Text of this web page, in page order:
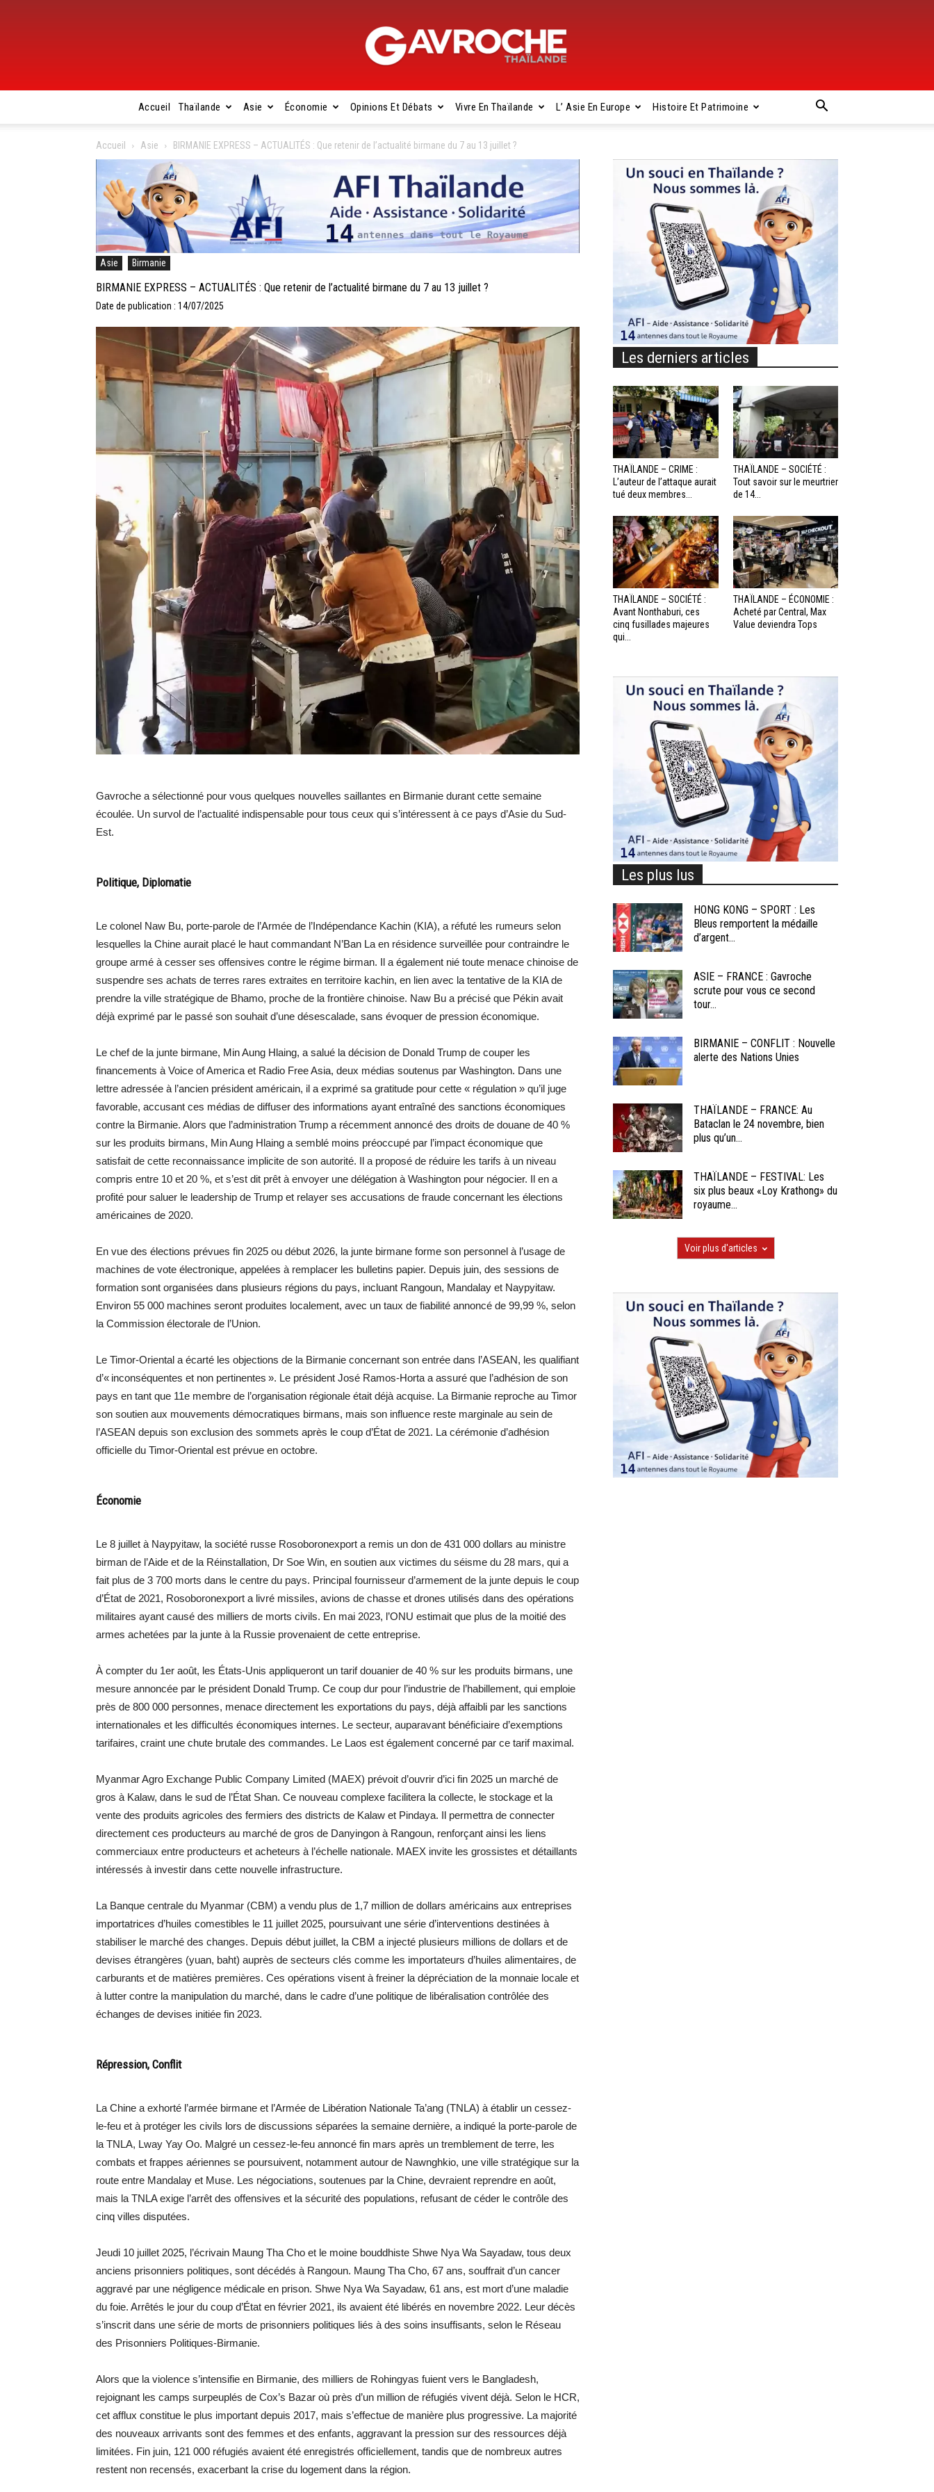
Gavroche
Thaïlande
Accueil Thaïlande Asie Économie Opinions Et Débats Vivre En Thaïlande L’ Asie En Europe Histoire Et Patrimoine
Accueil Asie BIRMANIE EXPRESS – ACTUALITÉS : Que retenir de l’actualité birmane du 7 au 13 juillet ?
Asie Birmanie
BIRMANIE EXPRESS – ACTUALITÉS : Que retenir de l’actualité birmane du 7 au 13 juillet ?
Date de publication : 14/07/2025
Gavroche a sélectionné pour vous quelques nouvelles saillantes en Birmanie durant cette semaine
écoulée. Un survol de l’actualité indispensable pour tous ceux qui s’intéressent à ce pays d’Asie du Sud-
Est.
Politique, Diplomatie
Le colonel Naw Bu, porte-parole de l’Armée de l’Indépendance Kachin (KIA), a réfuté les rumeurs selon
lesquelles la Chine aurait placé le haut commandant N’Ban La en résidence surveillée pour contraindre le
groupe armé à cesser ses offensives contre le régime birman. Il a également nié toute menace chinoise de
suspendre ses achats de terres rares extraites en territoire kachin, en lien avec la tentative de la KIA de
prendre la ville stratégique de Bhamo, proche de la frontière chinoise. Naw Bu a précisé que Pékin avait
déjà exprimé par le passé son souhait d’une désescalade, sans évoquer de pression économique.
Le chef de la junte birmane, Min Aung Hlaing, a salué la décision de Donald Trump de couper les
financements à Voice of America et Radio Free Asia, deux médias soutenus par Washington. Dans une
lettre adressée à l’ancien président américain, il a exprimé sa gratitude pour cette « régulation » qu’il juge
favorable, accusant ces médias de diffuser des informations ayant entraîné des sanctions économiques
contre la Birmanie. Alors que l’administration Trump a récemment annoncé des droits de douane de 40 %
sur les produits birmans, Min Aung Hlaing a semblé moins préoccupé par l’impact économique que
satisfait de cette reconnaissance implicite de son autorité. Il a proposé de réduire les tarifs à un niveau
compris entre 10 et 20 %, et s’est dit prêt à envoyer une délégation à Washington pour négocier. Il en a
profité pour saluer le leadership de Trump et relayer ses accusations de fraude concernant les élections
américaines de 2020.
En vue des élections prévues fin 2025 ou début 2026, la junte birmane forme son personnel à l’usage de
machines de vote électronique, appelées à remplacer les bulletins papier. Depuis juin, des sessions de
formation sont organisées dans plusieurs régions du pays, incluant Rangoun, Mandalay et Naypyitaw.
Environ 55 000 machines seront produites localement, avec un taux de fiabilité annoncé de 99,99 %, selon
la Commission électorale de l’Union.
Le Timor-Oriental a écarté les objections de la Birmanie concernant son entrée dans l’ASEAN, les qualifiant
d’« inconséquentes et non pertinentes ». Le président José Ramos-Horta a assuré que l’adhésion de son
pays en tant que 11e membre de l’organisation régionale était déjà acquise. La Birmanie reproche au Timor
son soutien aux mouvements démocratiques birmans, mais son influence reste marginale au sein de
l’ASEAN depuis son exclusion des sommets après le coup d’État de 2021. La cérémonie d’adhésion
officielle du Timor-Oriental est prévue en octobre.
Économie
Le 8 juillet à Naypyitaw, la société russe Rosoboronexport a remis un don de 431 000 dollars au ministre
birman de l’Aide et de la Réinstallation, Dr Soe Win, en soutien aux victimes du séisme du 28 mars, qui a
fait plus de 3 700 morts dans le centre du pays. Principal fournisseur d’armement de la junte depuis le coup
d’État de 2021, Rosoboronexport a livré missiles, avions de chasse et drones utilisés dans des opérations
militaires ayant causé des milliers de morts civils. En mai 2023, l’ONU estimait que plus de la moitié des
armes achetées par la junte à la Russie provenaient de cette entreprise.
À compter du 1er août, les États-Unis appliqueront un tarif douanier de 40 % sur les produits birmans, une
mesure annoncée par le président Donald Trump. Ce coup dur pour l’industrie de l’habillement, qui emploie
près de 800 000 personnes, menace directement les exportations du pays, déjà affaibli par les sanctions
internationales et les difficultés économiques internes. Le secteur, auparavant bénéficiaire d’exemptions
tarifaires, craint une chute brutale des commandes. Le Laos est également concerné par ce tarif maximal.
Myanmar Agro Exchange Public Company Limited (MAEX) prévoit d’ouvrir d’ici fin 2025 un marché de
gros à Kalaw, dans le sud de l’État Shan. Ce nouveau complexe facilitera la collecte, le stockage et la
vente des produits agricoles des fermiers des districts de Kalaw et Pindaya. Il permettra de connecter
directement ces producteurs au marché de gros de Danyingon à Rangoun, renforçant ainsi les liens
commerciaux entre producteurs et acheteurs à l’échelle nationale. MAEX invite les grossistes et détaillants
intéressés à investir dans cette nouvelle infrastructure.
La Banque centrale du Myanmar (CBM) a vendu plus de 1,7 million de dollars américains aux entreprises
importatrices d’huiles comestibles le 11 juillet 2025, poursuivant une série d’interventions destinées à
stabiliser le marché des changes. Depuis début juillet, la CBM a injecté plusieurs millions de dollars et de
devises étrangères (yuan, baht) auprès de secteurs clés comme les importateurs d’huiles alimentaires, de
carburants et de matières premières. Ces opérations visent à freiner la dépréciation de la monnaie locale et
à lutter contre la manipulation du marché, dans le cadre d’une politique de libéralisation contrôlée des
échanges de devises initiée fin 2023.
Répression, Conflit
La Chine a exhorté l’armée birmane et l’Armée de Libération Nationale Ta’ang (TNLA) à établir un cessez-
le-feu et à protéger les civils lors de discussions séparées la semaine dernière, a indiqué la porte-parole de
la TNLA, Lway Yay Oo. Malgré un cessez-le-feu annoncé fin mars après un tremblement de terre, les
combats et frappes aériennes se poursuivent, notamment autour de Nawnghkio, une ville stratégique sur la
route entre Mandalay et Muse. Les négociations, soutenues par la Chine, devraient reprendre en août,
mais la TNLA exige l’arrêt des offensives et la sécurité des populations, refusant de céder le contrôle des
cinq villes disputées.
Jeudi 10 juillet 2025, l’écrivain Maung Tha Cho et le moine bouddhiste Shwe Nya Wa Sayadaw, tous deux
anciens prisonniers politiques, sont décédés à Rangoun. Maung Tha Cho, 67 ans, souffrait d’un cancer
aggravé par une négligence médicale en prison. Shwe Nya Wa Sayadaw, 61 ans, est mort d’une maladie
du foie. Arrêtés le jour du coup d’État en février 2021, ils avaient été libérés en novembre 2022. Leur décès
s’inscrit dans une série de morts de prisonniers politiques liés à des soins insuffisants, selon le Réseau
des Prisonniers Politiques-Birmanie.
Alors que la violence s’intensifie en Birmanie, des milliers de Rohingyas fuient vers le Bangladesh,
rejoignant les camps surpeuplés de Cox’s Bazar où près d’un million de réfugiés vivent déjà. Selon le HCR,
cet afflux constitue le plus important depuis 2017, mais s’effectue de manière plus progressive. La majorité
des nouveaux arrivants sont des femmes et des enfants, aggravant la pression sur des ressources déjà
limitées. Fin juin, 121 000 réfugiés avaient été enregistrés officiellement, tandis que de nombreux autres
restent non recensés, exacerbant la crise du logement dans la région.
Les derniers articles
THAÏLANDE – CRIME :
L’auteur de l’attaque aurait
tué deux membres...
THAÏLANDE – SOCIÉTÉ :
Tout savoir sur le meurtrier
de 14...
THAÏLANDE – SOCIÉTÉ :
Avant Nonthaburi, ces
cinq fusillades majeures
qui...
THAÏLANDE – ÉCONOMIE :
Acheté par Central, Max
Value deviendra Tops
Les plus lus
HONG KONG – SPORT : Les
Bleus remportent la médaille
d’argent...
ASIE – FRANCE : Gavroche
scrute pour vous ce second
tour...
BIRMANIE – CONFLIT : Nouvelle
alerte des Nations Unies
THAÏLANDE – FRANCE: Au
Bataclan le 24 novembre, bien
plus qu’un...
THAÏLANDE – FESTIVAL: Les
six plus beaux «Loy Krathong» du
royaume...
Voir plus d'articles